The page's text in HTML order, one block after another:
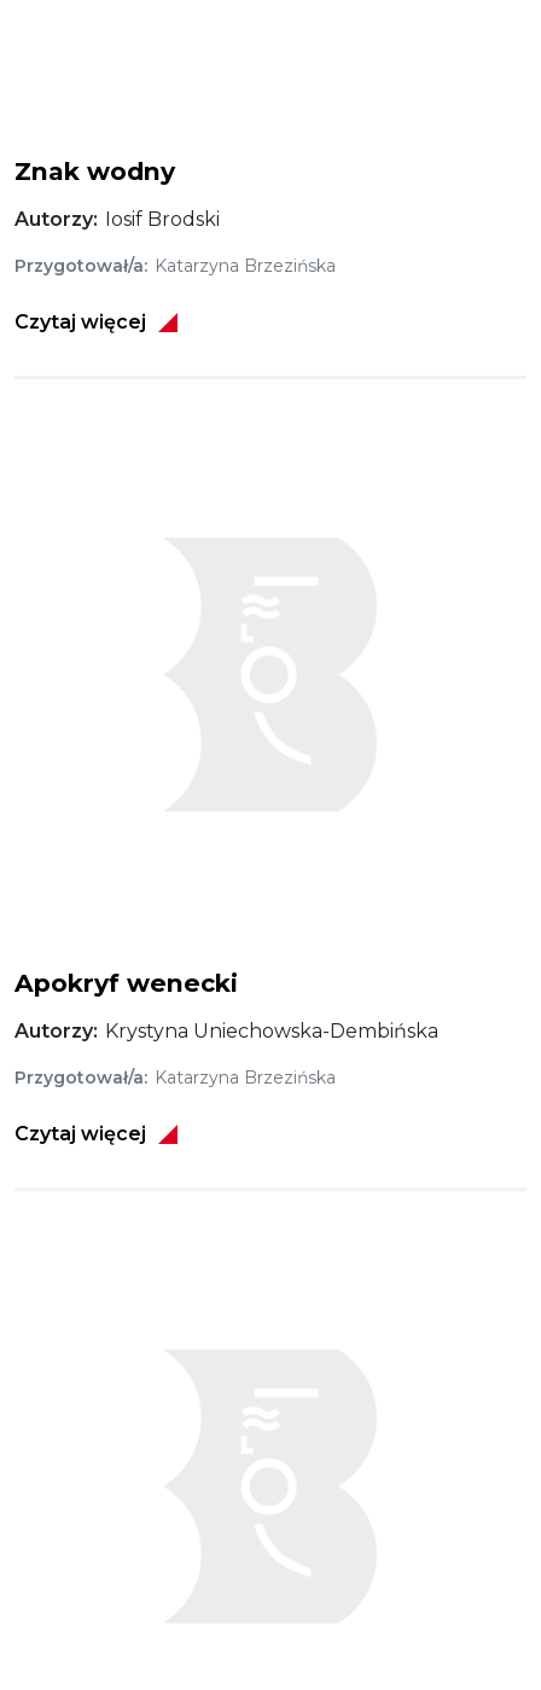
Znak wodny
Autorzy Iosif Brodski
Przygotował/a Katarzyna Brzezińska
Czytaj więcej
Apokryf wenecki
Autorzy Krystyna Uniechowska-Dembińska
Przygotował/a Katarzyna Brzezińska
Czytaj więcej